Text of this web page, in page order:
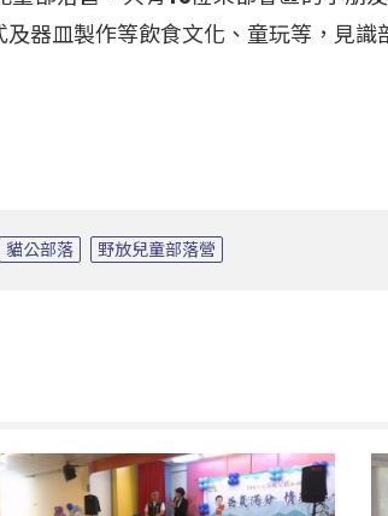
器皿製作等飲食文化、童玩等，見識
貓公部落 野放兒童部落營